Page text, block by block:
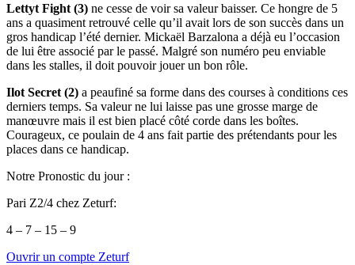
Lettyt Fight (3) ne cesse de voir sa valeur baisser. Ce hongre de 5
ans a quasiment retrouvé celle qu’il avait lors de son succès dans un
gros handicap l’été dernier. Mickaël Barzalona a déjà eu l’occasion
de lui être associé par le passé. Malgré son numéro peu enviable
dans les stalles, il doit pouvoir jouer un bon rôle.
Ilot Secret (2) a peaufiné sa forme dans des courses à conditions ces
derniers temps. Sa valeur ne lui laisse pas une grosse marge de
manœuvre mais il est bien placé côté corde dans les boîtes.
Courageux, ce poulain de 4 ans fait partie des prétendants pour les
places dans ce handicap.
Notre Pronostic du jour :
Pari Z2/4 chez Zeturf:
4 – 7 – 15 – 9
Ouvrir un compte Zeturf